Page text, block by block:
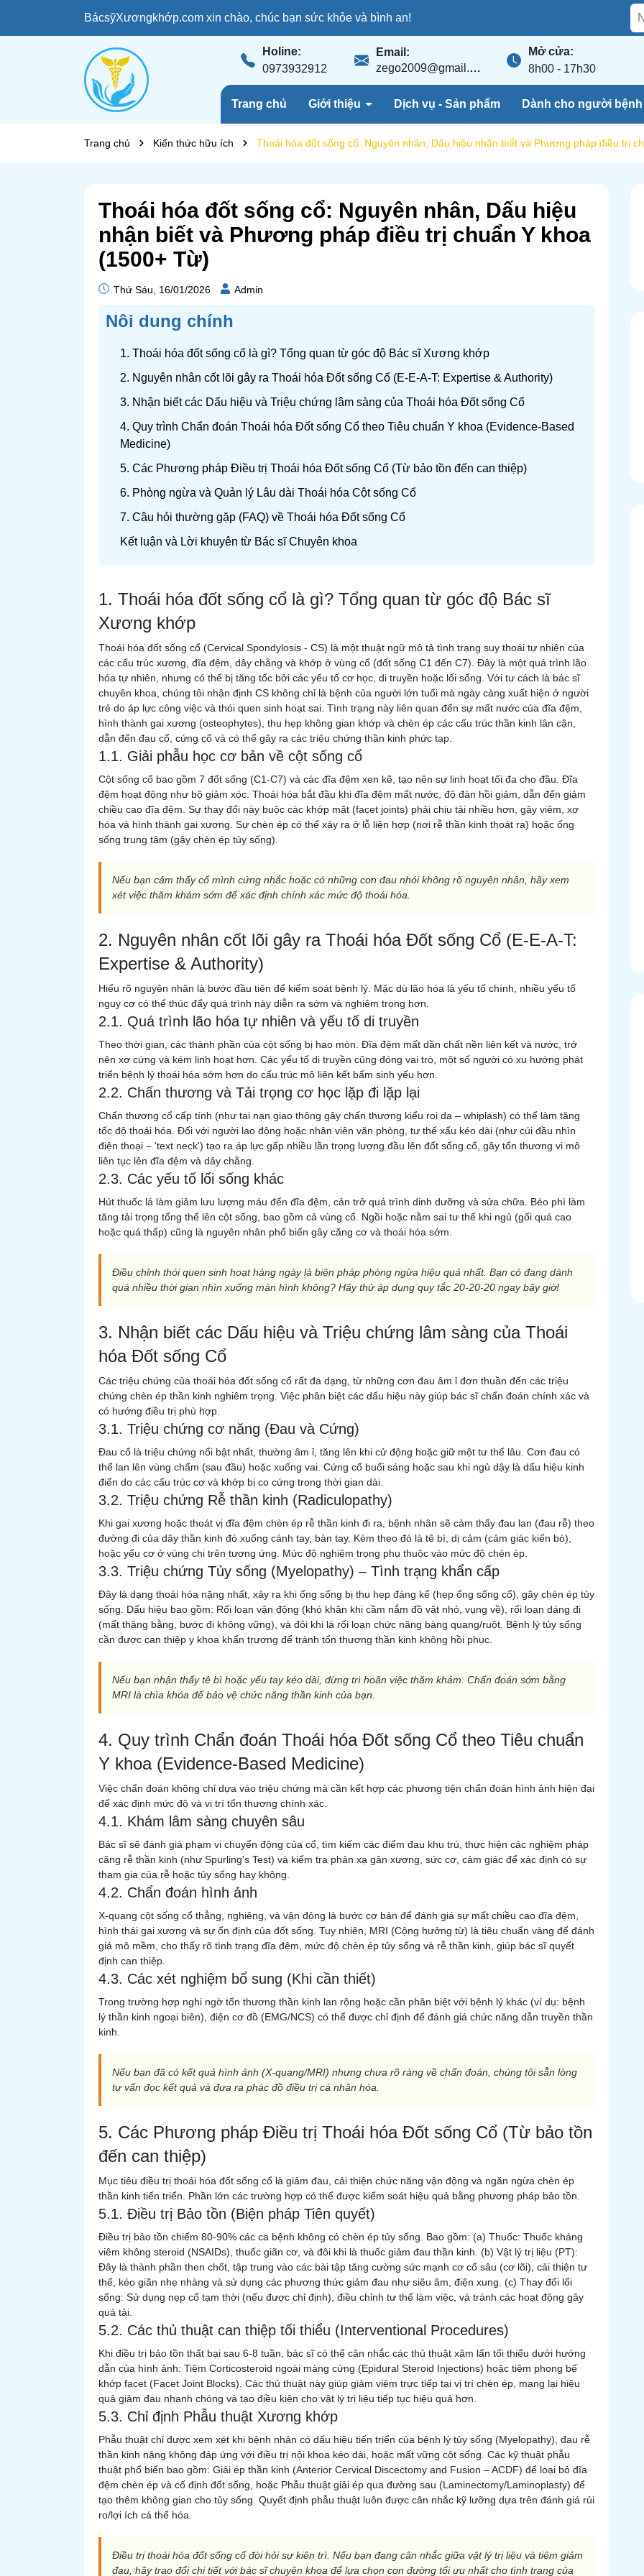
BácsỹXươngkhớp.com xin chào, chúc bạn sức khỏe và bình an!
Holine:
0973932912
Email:
zego2009@gmail.com
Mở cửa:
8h00 - 17h30
Trang chủ Giới thiệu Dịch vụ - Sản phẩm Dành cho người bệnh
Trang chủ Kiến thức hữu ích Thoái hóa đốt sống cổ: Nguyên nhân, Dấu hiệu nhận biết và Phương pháp điều trị
Thoái hóa đốt sống cổ: Nguyên nhân, Dấu hiệu
nhận biết và Phương pháp điều trị chuẩn Y khoa
(1500+ Từ)
Thứ Sáu, 16/01/2026 Admin
Nôi dung chính
1. Thoái hóa đốt sống cổ là gì? Tổng quan từ góc độ Bác sĩ Xương khớp
2. Nguyên nhân cốt lõi gây ra Thoái hóa Đốt sống Cổ (E-E-A-T: Expertise & Authority)
3. Nhận biết các Dấu hiệu và Triệu chứng lâm sàng của Thoái hóa Đốt sống Cổ
4. Quy trình Chẩn đoán Thoái hóa Đốt sống Cổ theo Tiêu chuẩn Y khoa (Evidence-Based
Medicine)
5. Các Phương pháp Điều trị Thoái hóa Đốt sống Cổ (Từ bảo tồn đến can thiệp)
6. Phòng ngừa và Quản lý Lâu dài Thoái hóa Cột sống Cổ
7. Câu hỏi thường gặp (FAQ) về Thoái hóa Đốt sống Cổ
Kết luận và Lời khuyên từ Bác sĩ Chuyên khoa
1. Thoái hóa đốt sống cổ là gì? Tổng quan từ góc độ Bác sĩ
Xương khớp
Thoái hóa đốt sống cổ (Cervical Spondylosis - CS) là một thuật ngữ mô tả tình trạng suy thoái tự nhiên của
các cấu trúc xương, đĩa đệm, dây chằng và khớp ở vùng cổ (đốt sống C1 đến C7). Đây là một quá trình lão
hóa tự nhiên, nhưng có thể bị tăng tốc bởi các yếu tố cơ học, di truyền hoặc lối sống. Với tư cách là bác sĩ
chuyên khoa, chúng tôi nhận định CS không chỉ là bệnh của người lớn tuổi mà ngày càng xuất hiện ở người
trẻ do áp lực công việc và thói quen sinh hoạt sai. Tình trạng này liên quan đến sự mất nước của đĩa đệm,
hình thành gai xương (osteophytes), thu hẹp không gian khớp và chèn ép các cấu trúc thần kinh lân cận,
dẫn đến đau cổ, cứng cổ và có thể gây ra các triệu chứng thần kinh phức tạp.
1.1. Giải phẫu học cơ bản về cột sống cổ
Cột sống cổ bao gồm 7 đốt sống (C1-C7) và các đĩa đệm xen kẽ, tạo nên sự linh hoạt tối đa cho đầu. Đĩa
đệm hoạt động như bộ giảm xóc. Thoái hóa bắt đầu khi đĩa đệm mất nước, độ đàn hồi giảm, dẫn đến giảm
chiều cao đĩa đệm. Sự thay đổi này buộc các khớp mặt (facet joints) phải chịu tải nhiều hơn, gây viêm, xơ
hóa và hình thành gai xương. Sự chèn ép có thể xảy ra ở lỗ liên hợp (nơi rễ thần kinh thoát ra) hoặc ống
sống trung tâm (gây chèn ép tủy sống).
Nếu bạn cảm thấy cổ mình cứng nhắc hoặc có những cơn đau nhói không rõ nguyên nhân, hãy xem
xét việc thăm khám sớm để xác định chính xác mức độ thoái hóa.
2. Nguyên nhân cốt lõi gây ra Thoái hóa Đốt sống Cổ (E-E-A-T:
Expertise & Authority)
Hiểu rõ nguyên nhân là bước đầu tiên để kiểm soát bệnh lý. Mặc dù lão hóa là yếu tố chính, nhiều yếu tố
nguy cơ có thể thúc đẩy quá trình này diễn ra sớm và nghiêm trọng hơn.
2.1. Quá trình lão hóa tự nhiên và yếu tố di truyền
Theo thời gian, các thành phần của cột sống bị hao mòn. Đĩa đệm mất dần chất nền liên kết và nước, trở
nên xơ cứng và kém linh hoạt hơn. Các yếu tố di truyền cũng đóng vai trò, một số người có xu hướng phát
triển bệnh lý thoái hóa sớm hơn do cấu trúc mô liên kết bẩm sinh yếu hơn.
2.2. Chấn thương và Tải trọng cơ học lặp đi lặp lại
Chấn thương cổ cấp tính (như tai nạn giao thông gây chấn thương kiểu roi da – whiplash) có thể làm tăng
tốc độ thoái hóa. Đối với người lao động hoặc nhân viên văn phòng, tư thế xấu kéo dài (như cúi đầu nhìn
điện thoại – 'text neck') tạo ra áp lực gấp nhiều lần trọng lượng đầu lên đốt sống cổ, gây tổn thương vi mô
liên tục lên đĩa đệm và dây chằng.
2.3. Các yếu tố lối sống khác
Hút thuốc lá làm giảm lưu lượng máu đến đĩa đệm, cản trở quá trình dinh dưỡng và sửa chữa. Béo phì làm
tăng tải trọng tổng thể lên cột sống, bao gồm cả vùng cổ. Ngồi hoặc nằm sai tư thế khi ngủ (gối quá cao
hoặc quá thấp) cũng là nguyên nhân phổ biến gây căng cơ và thoái hóa sớm.
Điều chỉnh thói quen sinh hoạt hàng ngày là biện pháp phòng ngừa hiệu quả nhất. Bạn có đang dành
quá nhiều thời gian nhìn xuống màn hình không? Hãy thử áp dụng quy tắc 20-20-20 ngay bây giờ!
3. Nhận biết các Dấu hiệu và Triệu chứng lâm sàng của Thoái
hóa Đốt sống Cổ
Các triệu chứng của thoái hóa đốt sống cổ rất đa dạng, từ những cơn đau âm ỉ đơn thuần đến các triệu
chứng chèn ép thần kinh nghiêm trọng. Việc phân biệt các dấu hiệu này giúp bác sĩ chẩn đoán chính xác và
có hướng điều trị phù hợp.
3.1. Triệu chứng cơ năng (Đau và Cứng)
Đau cổ là triệu chứng nổi bật nhất, thường âm ỉ, tăng lên khi cử động hoặc giữ một tư thế lâu. Cơn đau có
thể lan lên vùng chẩm (sau đầu) hoặc xuống vai. Cứng cổ buổi sáng hoặc sau khi ngủ dậy là dấu hiệu kinh
điển do các cấu trúc cơ và khớp bị co cứng trong thời gian dài.
3.2. Triệu chứng Rễ thần kinh (Radiculopathy)
Khi gai xương hoặc thoát vị đĩa đệm chèn ép rễ thần kinh đi ra, bệnh nhân sẽ cảm thấy đau lan (đau rễ) theo
đường đi của dây thần kinh đó xuống cánh tay, bàn tay. Kèm theo đó là tê bì, dị cảm (cảm giác kiến bò),
hoặc yếu cơ ở vùng chi trên tương ứng. Mức độ nghiêm trọng phụ thuộc vào mức độ chèn ép.
3.3. Triệu chứng Tủy sống (Myelopathy) – Tình trạng khẩn cấp
Đây là dạng thoái hóa nặng nhất, xảy ra khi ống sống bị thu hẹp đáng kể (hẹp ống sống cổ), gây chèn ép tủy
sống. Dấu hiệu bao gồm: Rối loạn vận động (khó khăn khi cầm nắm đồ vật nhỏ, vụng về), rối loạn dáng đi
(mất thăng bằng, bước đi không vững), và đôi khi là rối loạn chức năng bàng quang/ruột. Bệnh lý tủy sống
cần được can thiệp y khoa khẩn trương để tránh tổn thương thần kinh không hồi phục.
Nếu bạn nhận thấy tê bì hoặc yếu tay kéo dài, đừng trì hoãn việc thăm khám. Chẩn đoán sớm bằng
MRI là chìa khóa để bảo vệ chức năng thần kinh của bạn.
4. Quy trình Chẩn đoán Thoái hóa Đốt sống Cổ theo Tiêu chuẩn
Y khoa (Evidence-Based Medicine)
Việc chẩn đoán không chỉ dựa vào triệu chứng mà cần kết hợp các phương tiện chẩn đoán hình ảnh hiện đại
để xác định mức độ và vị trí tổn thương chính xác.
4.1. Khám lâm sàng chuyên sâu
Bác sĩ sẽ đánh giá phạm vi chuyển động của cổ, tìm kiếm các điểm đau khu trú, thực hiện các nghiệm pháp
căng rễ thần kinh (như Spurling's Test) và kiểm tra phản xạ gân xương, sức cơ, cảm giác để xác định có sự
tham gia của rễ hoặc tủy sống hay không.
4.2. Chẩn đoán hình ảnh
X-quang cột sống cổ thẳng, nghiêng, và vận động là bước cơ bản để đánh giá sự mất chiều cao đĩa đệm,
hình thái gai xương và sự ổn định của đốt sống. Tuy nhiên, MRI (Cộng hưởng từ) là tiêu chuẩn vàng để đánh
giá mô mềm, cho thấy rõ tình trạng đĩa đệm, mức độ chèn ép tủy sống và rễ thần kinh, giúp bác sĩ quyết
định can thiệp.
4.3. Các xét nghiệm bổ sung (Khi cần thiết)
Trong trường hợp nghi ngờ tổn thương thần kinh lan rộng hoặc cần phân biệt với bệnh lý khác (ví dụ: bệnh
lý thần kinh ngoại biên), điện cơ đồ (EMG/NCS) có thể được chỉ định để đánh giá chức năng dẫn truyền thần
kinh.
Nếu bạn đã có kết quả hình ảnh (X-quang/MRI) nhưng chưa rõ ràng về chẩn đoán, chúng tôi sẵn lòng
tư vấn đọc kết quả và đưa ra phác đồ điều trị cá nhân hóa.
5. Các Phương pháp Điều trị Thoái hóa Đốt sống Cổ (Từ bảo tồn
đến can thiệp)
Mục tiêu điều trị thoái hóa đốt sống cổ là giảm đau, cải thiện chức năng vận động và ngăn ngừa chèn ép
thần kinh tiến triển. Phần lớn các trường hợp có thể được kiểm soát hiệu quả bằng phương pháp bảo tồn.
5.1. Điều trị Bảo tồn (Biện pháp Tiên quyết)
Điều trị bảo tồn chiếm 80-90% các ca bệnh không có chèn ép tủy sống. Bao gồm: (a) Thuốc: Thuốc kháng
viêm không steroid (NSAIDs), thuốc giãn cơ, và đôi khi là thuốc giảm đau thần kinh. (b) Vật lý trị liệu (PT):
Đây là thành phần then chốt, tập trung vào các bài tập tăng cường sức mạnh cơ cổ sâu (cơ lõi), cải thiện tư
thế, kéo giãn nhẹ nhàng và sử dụng các phương thức giảm đau như siêu âm, điện xung. (c) Thay đổi lối
sống: Sử dụng nẹp cổ tạm thời (nếu được chỉ định), điều chỉnh tư thế làm việc, và tránh các hoạt động gây
quá tải.
5.2. Các thủ thuật can thiệp tối thiểu (Interventional Procedures)
Khi điều trị bảo tồn thất bại sau 6-8 tuần, bác sĩ có thể cân nhắc các thủ thuật xâm lấn tối thiểu dưới hướng
dẫn của hình ảnh: Tiêm Corticosteroid ngoài màng cứng (Epidural Steroid Injections) hoặc tiêm phong bế
khớp facet (Facet Joint Blocks). Các thủ thuật này giúp giảm viêm trực tiếp tại vị trí chèn ép, mang lại hiệu
quả giảm đau nhanh chóng và tạo điều kiện cho vật lý trị liệu tiếp tục hiệu quả hơn.
5.3. Chỉ định Phẫu thuật Xương khớp
Phẫu thuật chỉ được xem xét khi bệnh nhân có dấu hiệu tiến triển của bệnh lý tủy sống (Myelopathy), đau rễ
thần kinh nặng không đáp ứng với điều trị nội khoa kéo dài, hoặc mất vững cột sống. Các kỹ thuật phẫu
thuật phổ biến bao gồm: Giải ép thần kinh (Anterior Cervical Discectomy and Fusion – ACDF) để loại bỏ đĩa
đệm chèn ép và cố định đốt sống, hoặc Phẫu thuật giải ép qua đường sau (Laminectomy/Laminoplasty) để
tạo thêm không gian cho tủy sống. Quyết định phẫu thuật luôn được cân nhắc kỹ lưỡng dựa trên đánh giá rủi
ro/lợi ích cá thể hóa.
Điều trị thoái hóa đốt sống cổ đòi hỏi sự kiên trì. Nếu bạn đang cân nhắc giữa vật lý trị liệu và tiêm giảm
đau, hãy trao đổi chi tiết với bác sĩ chuyên khoa để lựa chọn con đường tối ưu nhất cho tình trạng của